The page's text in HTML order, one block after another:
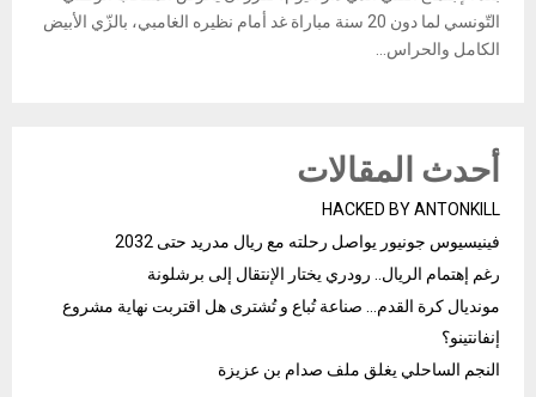
التّونسي لما دون 20 سنة مباراة غد أمام نظيره الغامبي، بالزّي الأبيض
الكامل والحراس...
أحدث المقالات
HACKED BY ANTONKILL
فينيسيوس جونيور يواصل رحلته مع ريال مدريد حتى 2032
رغم إهتمام الريال.. رودري يختار الإنتقال إلى برشلونة
مونديال كرة القدم… صناعة تُباع و تُشترى هل اقتربت نهاية مشروع
إنفانتينو؟
النجم الساحلي يغلق ملف صدام بن عزيزة